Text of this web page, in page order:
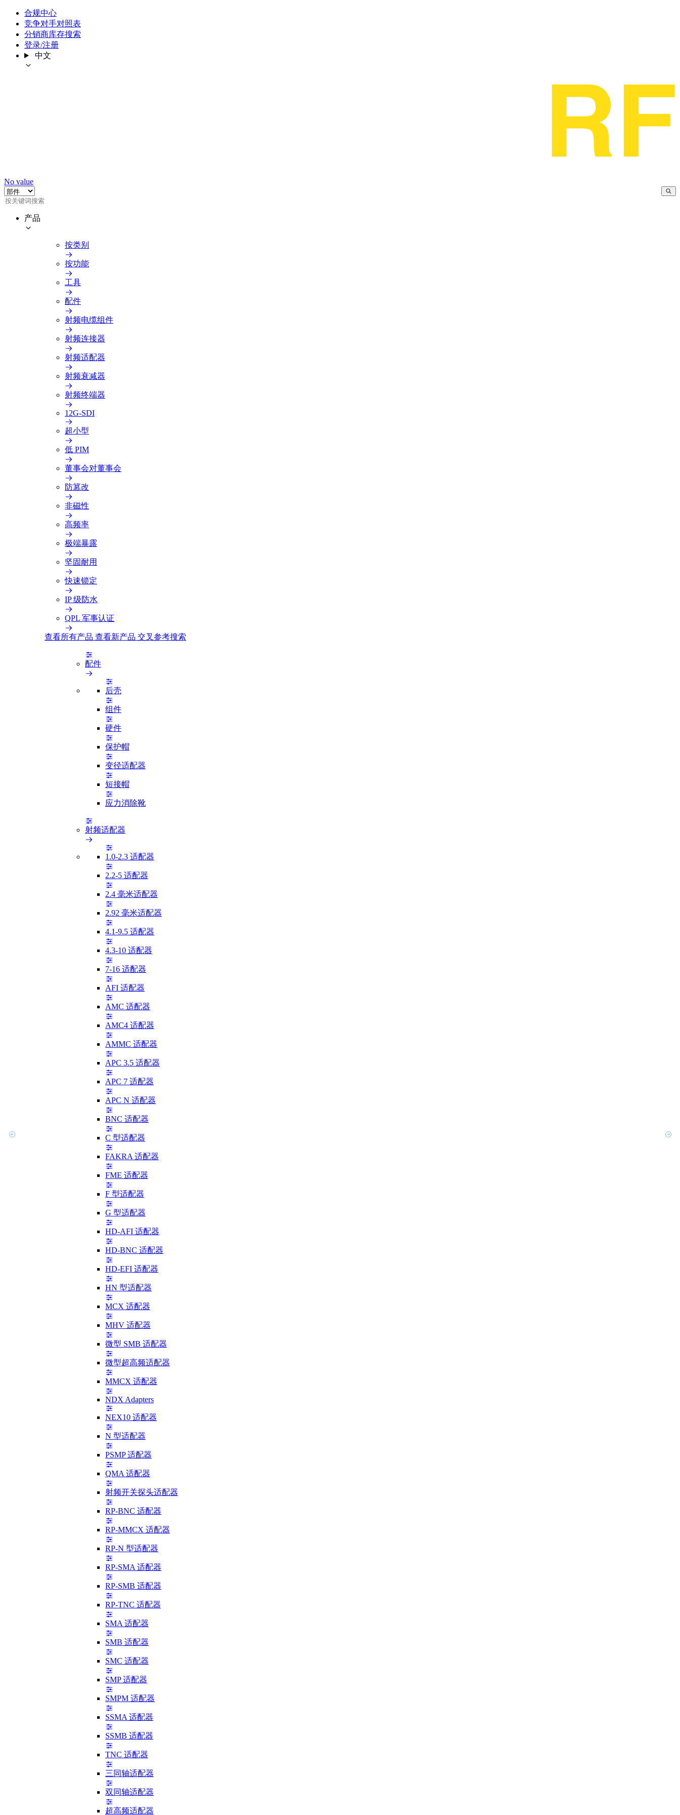
合规中心
竞争对手对照表
分销商库存搜索
登录/注册
中文
No value
产品
按类别
按功能
工具
配件
射频电缆组件
射频连接器
射频适配器
射频衰减器
射频终端器
12G-SDI
超小型
低 PIM
董事会对董事会
防篡改
非磁性
高频率
极端暴露
坚固耐用
快速锁定
IP 级防水
QPL 军事认证
查看所有产品 查看新产品 交叉参考搜索
配件
后壳
组件
硬件
保护帽
变径适配器
短接帽
应力消除靴
射频适配器
1.0-2.3 适配器
2.2-5 适配器
2.4 毫米适配器
2.92 毫米适配器
4.1-9.5 适配器
4.3-10 适配器
7-16 适配器
AFI 适配器
AMC 适配器
AMC4 适配器
AMMC 适配器
APC 3.5 适配器
APC 7 适配器
APC N 适配器
BNC 适配器
C 型适配器
FAKRA 适配器
FME 适配器
F 型适配器
G 型适配器
HD-AFI 适配器
HD-BNC 适配器
HD-EFI 适配器
HN 型适配器
MCX 适配器
MHV 适配器
微型 SMB 适配器
微型超高频适配器
MMCX 适配器
NDX Adapters
NEX10 适配器
N 型适配器
PSMP 适配器
QMA 适配器
射频开关探头适配器
RP-BNC 适配器
RP-MMCX 适配器
RP-N 型适配器
RP-SMA 适配器
RP-SMB 适配器
RP-TNC 适配器
SMA 适配器
SMB 适配器
SMC 适配器
SMP 适配器
SMPM 适配器
SSMA 适配器
SSMB 适配器
TNC 适配器
三同轴适配器
双同轴适配器
超高频适配器